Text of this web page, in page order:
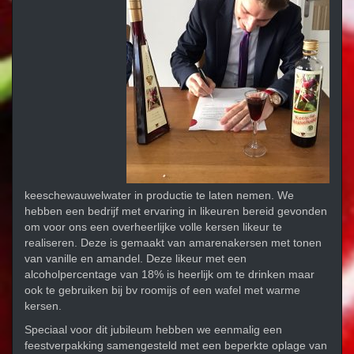
keeschewauwelwater in productie te laten nemen. We
hebben een bedrijf met ervaring in likeuren bereid gevonden
om voor ons een overheerlijke volle kersen likeur te
realiseren. Deze is gemaakt van amarenakersen met tonen
van vanille en amandel. Deze likeur met een
alcoholpercentage van 18% is heerlijk om te drinken maar
ook te gebruiken bij bv roomijs of een wafel met warme
kersen.
Speciaal voor dit jubileum hebben we eenmalig een
feestverpakking samengesteld met een beperkte oplage van